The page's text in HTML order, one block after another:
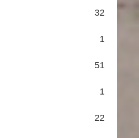
32
1
51
1
22